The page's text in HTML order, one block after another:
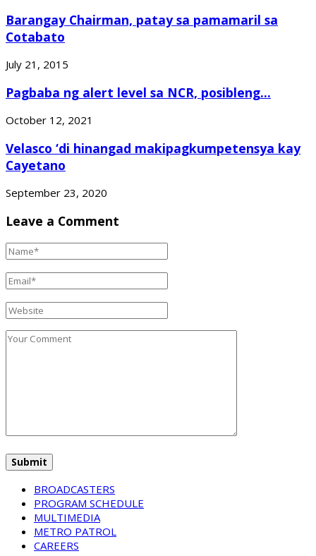
Barangay Chairman, patay sa pamamaril sa
Cotabato
July 21, 2015
Pagbaba ng alert level sa NCR, posibleng...
October 12, 2021
Velasco ‘di hinangad makipagkumpetensya kay
Cayetano
September 23, 2020
Leave a Comment
BROADCASTERS
PROGRAM SCHEDULE
MULTIMEDIA
METRO PATROL
CAREERS